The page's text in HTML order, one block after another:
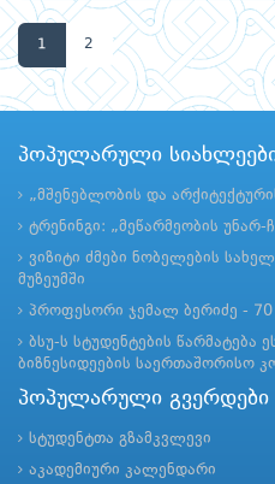
1 2
პოპულარული
„მშენებლობის და
ტრენინგი: „მეწარმეობის უნარ-
ვიზიტი ძმები ნობელების
მუზეუმში
პროფესორი ჯემალ ბერიძე - 70
ბსუ-ს სტუდენტების წარმატება
ბიზნესიდეების საერთაშორისო
პოპულარული გვერდები
სტუდენტთა გზამკვლევი
აკადემიური კალენდარი